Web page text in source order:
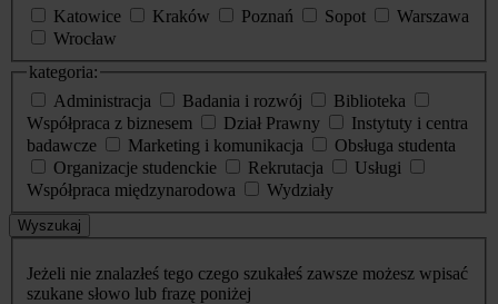
Katowice
Kraków Poznań Sopot
Warszawa
Wrocław
kategoria:
Administracja
Badania i rozwój
Biblioteka
Współpraca z biznesem
Dział Prawny
Instytuty i centra
badawcze
Marketing i komunikacja
Obsługa studenta
Organizacje studenckie
Rekrutacja
Usługi
Współpraca międzynarodowa
Wydziały
Wyszukaj
Jeżeli nie znalazłeś tego czego szukałeś zawsze możesz wpisać
szukane słowo lub frazę poniżej